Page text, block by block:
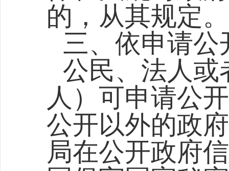
的，从其规定。
三、依申请公
公民、法人或
人）可申请公
公开以外的政
局在公开政府